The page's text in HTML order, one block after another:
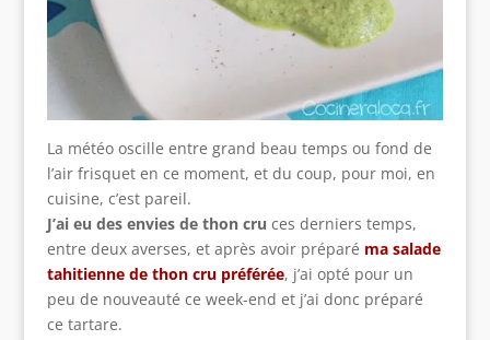
La météo oscille entre grand beau temps ou fond de
l’air frisquet en ce moment, et du coup, pour moi, en
cuisine, c’est pareil.
J’ai eu des envies de thon cru ces derniers temps,
entre deux averses, et après avoir préparé ma salade
tahitienne de thon cru préférée, j’ai opté pour un
peu de nouveauté ce week-end et j’ai donc préparé
ce tartare.